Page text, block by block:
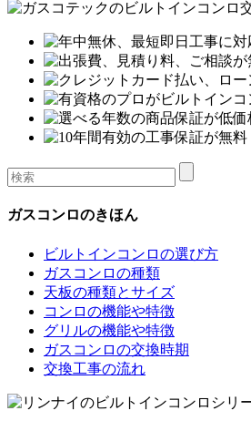
ガスコンロのきほん
ビルトインコンロの選び方
ガスコンロの種類
天板の種類とサイズ
コンロの機能や特徴
グリルの機能や特徴
ガスコンロの交換時期
交換工事の流れ